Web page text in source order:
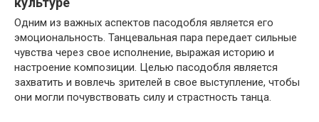
Одним из важных аспектов пасодобля является его
эмоциональность. Танцевальная пара передает сильные
чувства через свое исполнение, выражая историю и
настроение композиции. Целью пасодобля является
захватить и вовлечь зрителей в свое выступление, чтобы
они могли почувствовать силу и страстность танца.